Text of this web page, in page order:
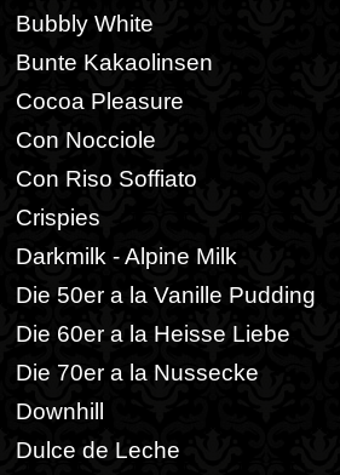
Bubbly White
Bunte Kakaolinsen
Cocoa Pleasure
Con Nocciole
Con Riso Soffiato
Crispies
Darkmilk - Alpine Milk
Die 50er a la Vanille Pudding
Die 60er a la Heisse Liebe
Die 70er a la Nussecke
Downhill
Dulce de Leche